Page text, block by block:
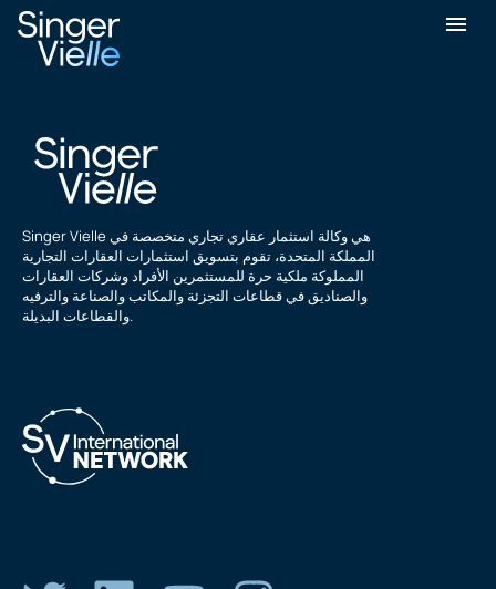
يوغيش ديوان
Singer Vielle هي وكالة استثمار عقاري تجاري متخصصة في
المملكة المتحدة، تقوم بتسويق استثمارات العقارات التجارية
المملوكة ملكية حرة للمستثمرين الأفراد وشركات العقارات
والصناديق في قطاعات التجزئة والمكاتب والصناعة والترفيه
والقطاعات البديلة.